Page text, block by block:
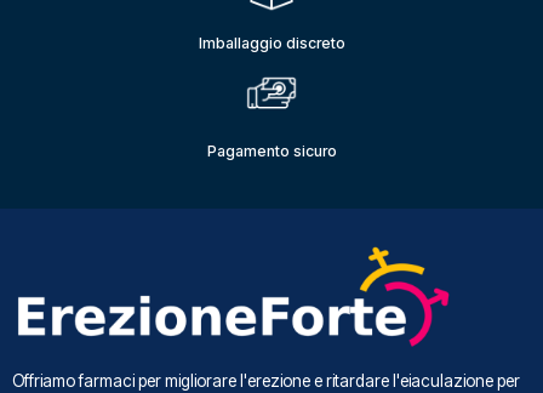
Imballaggio discreto
Pagamento sicuro
Offriamo farmaci per migliorare l'erezione e ritardare l'eiaculazione per